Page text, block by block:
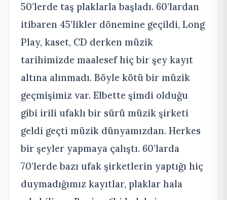
50’lerde taş plaklarla başladı. 60’lardan
itibaren 45’likler dönemine geçildi, Long
Play, kaset, CD derken müzik
tarihimizde maalesef hiç bir şey kayıt
altına alınmadı. Böyle kötü bir müzik
geçmişimiz var. Elbette şimdi olduğu
gibi irili ufaklı bir sürü müzik şirketi
geldi geçti müzik dünyamızdan. Herkes
bir şeyler yapmaya çalıştı. 60’larda
70’lerde bazı ufak şirketlerin yaptığı hiç
duymadığımız kayıtlar, plaklar hala